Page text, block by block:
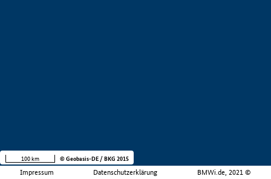
Impressum Datenschutzerklärung BMWi.de, 2021 ©
100 km © Geobasis-DE / BKG 2015